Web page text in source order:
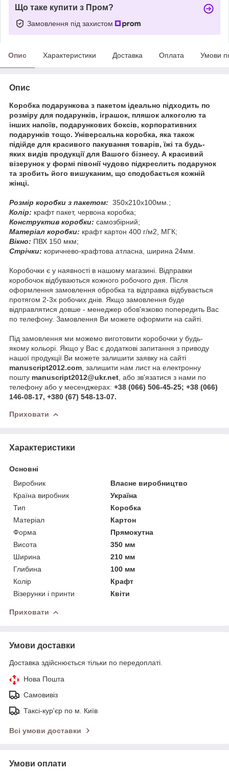
Що таке купити з Пром?
Замовлення під захистом
Опис Характеристики Доставка Оплата Умови
Опис
Коробка подарункова з пакетом ідеально підходить по
розміру для подарунків, іграшок, пляшок алкоголю та
інших напоїв, подарункових боксів, корпоративних
подарунків тощо. Універсальна коробка, яка також
підійде для красивого пакування товарів, їжі та будь-
яких видів продукції для Вашого бізнесу. А красивий
візерунок у формі півонії чудово підкреслить подарунок
та зробить його вишуканим, що сподобається кожній
жінці.
Розмір коробки з пакетом: 350х210х100мм.;
Колір: крафт пакет, червона коробка;
Конструктив коробки: самозбірний;
Матеріал коробки: крафт картон 400 г/м2, МГК;
Вікно: ПВХ 150 мкм;
Стрічки: коричнево-крафтова атласна, ширина 24мм.
Коробочки є у наявності в нашому магазині. Відправки
коробочок відбуваються кожного робочого дня. Після
оформлення замовлення обробка та відправка відбувається
протягом 2-3х робочих днів. Якщо замовлення буде
відправлятися довше - менеджер обов'язково попередить Вас
по телефону. Замовлення Ви можете оформити на сайті.
Під замовлення ми можемо виготовити коробочки у будь-
якому кольорі. Якщо у Вас є додаткові запитання з приводу
нашої продукції Ви можете залишити заявку на сайті
manuscript2012.com , залишити нам лист на електронну
пошту manuscript2012@ukr.net , або зв'язатися з нами по
телефону або у месенджерах: +38 (066) 506-45-25; +38 (066)
146-08-17, +380 (67) 548-13-07.
Приховати
Характеристики
Основні
Виробник
Власне виробництво
Країна виробник
Україна
Тип
Коробка
Матеріал
Картон
Форма
Прямокутна
Висота
350 мм
Ширина
210 мм
Глибина
100 мм
Колір
Крафт
Візерунки і принти
Квіти
Приховати
Умови доставки
Доставка здійснюється тільки по передоплаті.
Нова Пошта
Самовивіз
Таксі-кур'єр по м. Київ
Всі умови доставки
Умови оплати